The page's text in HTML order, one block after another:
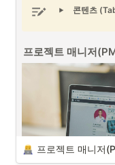
콘텐츠
프로젝트 매니저
프로젝트 매니저